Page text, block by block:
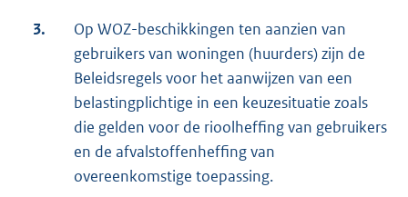
3.
Op WOZ-beschikkingen ten aanzien van
gebruikers van woningen (huurders) zijn de
Beleidsregels voor het aanwijzen van een
belastingplichtige in een keuzesituatie zoals
die gelden voor de rioolheffing van gebruikers
en de afvalstoffenheffing van
overeenkomstige toepassing.